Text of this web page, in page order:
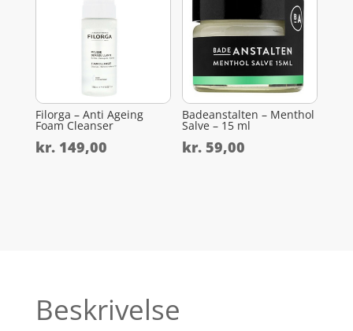
Filorga – Anti Ageing
Foam Cleanser
kr.149,00
Badeanstalten – Menthol
Salve – 15 ml
kr. 59,00
Beskrivelse